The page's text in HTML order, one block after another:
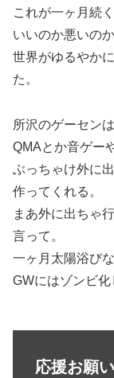
これが一ヶ月続く
いいのか悪いの
世界がゆるやか
た。
所沢のゲーセン
QMAとか音ゲー
ぶっちゃけ外に
作ってくれる。
まあ外に出ちゃ
言って。
一ヶ月太陽浴び
GWにはゾンビ化
応援お願